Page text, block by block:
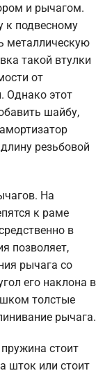
и рычагом.
к подвесному
металлическую
такой втулки
от
Однако этот
шайбу,
резьбовой
На
к раме
в
позволяет,
рычага со
его наклона в
толстые
рычага.
стоит
шток или стоит